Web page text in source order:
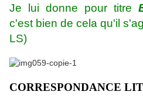
Je lui donne pour titre
c'est bien de cela qu'il
LS)
CORRESPONDANCE